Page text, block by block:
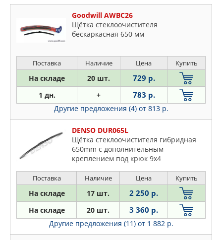
Goodwill AWBC26
Щётка стеклоочистителя
бескаркасная 650 мм
Поставка Наличие Цена Купить
На складе 20 шт. 729 р.
1 дн. + 783 р.
Другие предложения (4) от 813 р.
DENSO DUR065L
Щётка стеклоочистителя гибридная
650mm c дополнительным
креплением под крюк 9x4
Поставка Наличие Цена Купить
На складе 17 шт. 2 250 р.
На складе 20 шт. 3 360 р.
Другие предложения (11) от 1 882 р.